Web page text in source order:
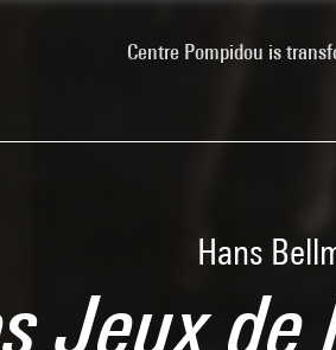
Centre Pompidou is
Hans
Jeux de